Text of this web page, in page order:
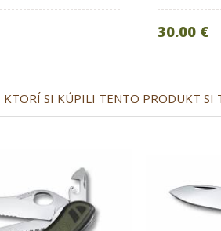
30.00 €
KTORÍ SI KÚPILI TENTO PRODUKT SI